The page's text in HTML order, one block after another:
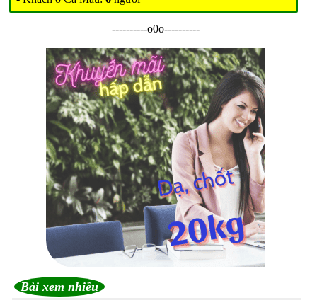
----------o0o----------
Bài xem nhiều